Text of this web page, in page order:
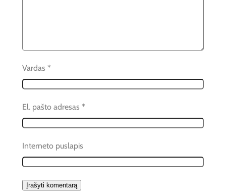
Vardas *
El. pašto adresas *
Interneto puslapis